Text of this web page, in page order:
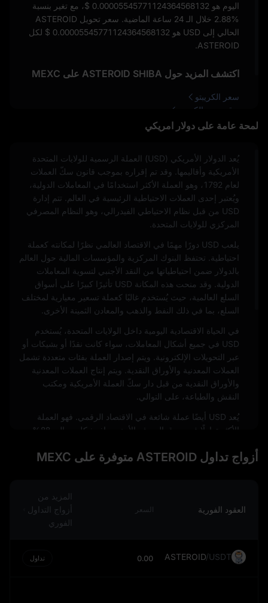
لمحة عامة على دولار امريكي
اليوم هو $ 0.00005545771124364568132، مع تغير بنسبة
2.88%
خلال الـ 24 ساعة الماضية. سعر تحويل ASTEROID
الحالي إلى USD هو
$ 0.00005545771124364568132 لكل
ASTEROID.
اكتشف المزيد حول ASTEROID SHIBA على MEXC
سعر الكريبتو
توقع سعر الكريبتو
كيفية شراء الكريبتو
يُعد الدولار الأمريكي (USD) العملة الرسمية للولايات المتحدة
الأمريكية وأقاليمها. وقد تم إقراره بموجب قانون سكّ العملات
لعام 1792، وهو العملة الأكثر استخدامًا في المعاملات الدولية،
ويُعتبر إحدى العملات الاحتياطية الرئيسية في العالم. تتم إدارة
USD من قبل نظام الاحتياطي الفيدرالي، وهو النظام المصرفي
المركزي للولايات المتحدة.
يلعب USD دورًا مهمًا في الاقتصاد العالمي نظرًا لمكانته كعملة
احتياطية. تحتفظ البنوك المركزية والمؤسسات المالية حول العالم
بالدولار ضمن احتياطياتها من النقد الأجنبي لتسوية المعاملات
الدولية. وقد منحت هذه المكانة USD تأثيرًا كبيرًا على أسواق
السلع العالمية، حيث يُستخدم غالبًا كعملة تسعير معيارية لمختلف
السلع، بما في ذلك النفط والذهب والمعادن الثمينة الأخرى.
في الحياة الاقتصادية اليومية داخل الولايات المتحدة، يُستخدم
USD في جميع أشكال المعاملات، سواء كانت نقدًا أو بشيكات أو
عبر التحويلات الإلكترونية. ويتم إصدار العملة بفئات متعددة تشمل
العملات المعدنية والأوراق النقدية. ويتم إنتاج العملات المعدنية
والأوراق النقدية من قبل دار سكّ العملة الأمريكية ومكتب
النقش والطباعة، على التوالي.
يُعد USD أيضًا عملة شائعة في الاقتصاد الرقمي. فهو العملة
الأكثر تداولًا في سوق الصرف الأجنبي، إذ يشكل حوالي 88%
العملات الرقمية، حيث يتم تداول العديد من الأصول الرقمية
عالميًا، إلا أنه ليس بمنأى عن تقلبات القيمة. يمكن أن تتأثر هذه
التغيرات بعدة عوامل، مثل التضخم، وأسعار الفائدة، والاستقرار
السياسي، والأداء الاقتصادي. ومع ذلك، فإن مكانة USD كعملة
في الختام، فإن USD ليس مجرد العملة الوطنية للولايات
أزواج تداول ASTEROID متوفرة على MEXC
العقود الفورية السعر
المزيد من
أزواج التداول
الفوري
ASTEROID/USDT
0.00 تداول